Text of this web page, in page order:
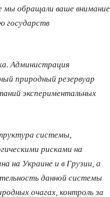
мы обращали ваше внимание
государств
Администрация
природный резервуар
экспериментальных
системы,
рисками на
на Украине и в Грузии, а
данной системы
очагах, контроль за